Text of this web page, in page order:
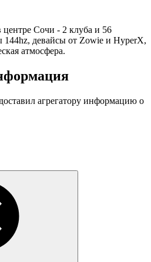
Сочи - 2 клуба и 56
девайсы от Zowie и HyperX,
атмосфера.
агрегатору информацию о